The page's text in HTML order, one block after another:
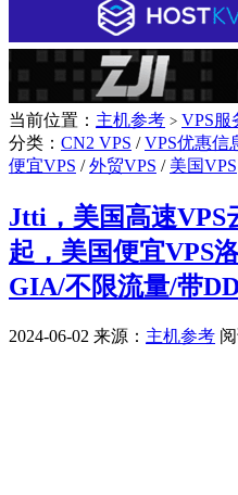
当前位置： 主机参考 > VPS服
分类： CN2 VPS /VPS优惠信
便宜VPS /外贸VPS / 美国VPS
Jtti，美国高速VPS
起，美国便宜VPS
GIA/不限流量/带
2024-06-02 来源： 主机参考